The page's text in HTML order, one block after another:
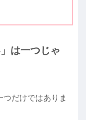
は一つじゃ
だけではありま